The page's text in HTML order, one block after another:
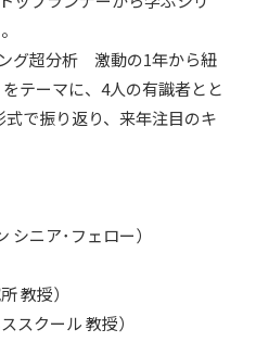
グ超分析 激動の1年から紐
テーマに、4人の有識者とと
で振り返り、来年注目のキ
シニア･フェロー）
教授）
スクール 教授）